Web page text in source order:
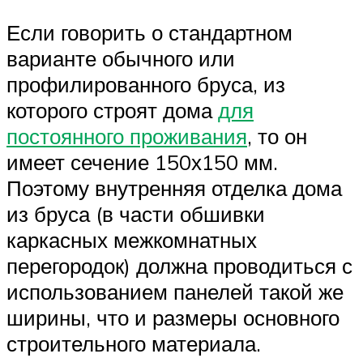
Если говорить о стандартном
варианте обычного или
профилированного бруса, из
которого строят домадля
постоянного проживания, то он
имеет сечение 150х150 мм.
Поэтому внутренняя отделка дома
из бруса (в части обшивки
каркасных межкомнатных
перегородок) должна проводиться с
использованием панелей такой же
ширины, что и размеры основного
строительного материала.